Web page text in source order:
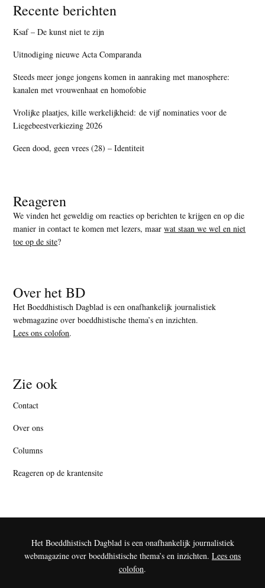
Recente berichten
Ksaf – De kunst niet te zijn
Uitnodiging nieuwe Acta Comparanda
Steeds meer jonge jongens komen in aanraking met manosphere:
kanalen met vrouwenhaat en homofobie
Vrolijke plaatjes, kille werkelijkheid: de vijf nominaties voor de
Liegebeestverkiezing 2026
Geen dood, geen vrees (28) – Identiteit
Reageren
We vinden het geweldig om reacties op berichten te krijgen en op die
manier in contact te komen met lezers, maarwat staan we wel en niet
toe op de site?
Over het BD
Het Boeddhistisch Dagblad is een onafhankelijk journalistiek
webmagazine over boeddhistische thema’s en inzichten.
Lees ons colofon.
Zie ook
Contact
Over ons
Columns
Reageren op de krantensite
Het Boeddhistisch Dagblad is een onafhankelijk journalistiek
webmagazine over boeddhistische thema’s en inzichten. Lees ons
colofon.